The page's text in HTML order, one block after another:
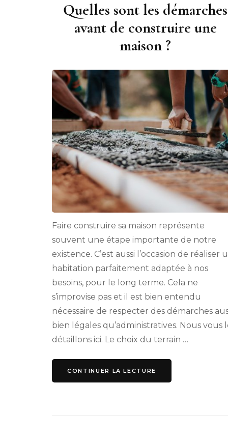
Quelles sont les démarches
avant de construire une
maison ?
Faire construire sa maison représente
souvent une étape importante de notre
existence. C’est aussi l’occasion de réaliser
habitation parfaitement adaptée à nos
besoins, pour le long terme. Cela ne
s’improvise pas et il est bien entendu
nécessaire de respecter des démarches
bien légales qu’administratives. Nous vous
détaillons ici. Le choix du terrain …
CONTINUER LA LECTURE